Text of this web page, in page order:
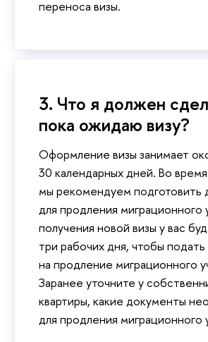
переноса визы.
3. Что я должен
пока ожидаю визу?
Оформление визы занимает
30 календарных дней. Во
мы рекомендуем подготовить
для продления миграционного
получения новой визы у вас
три рабочих дня, чтобы
на продление миграционного
Заранее уточните у
квартиры, какие документы
для продления миграционного